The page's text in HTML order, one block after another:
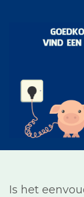
Is het